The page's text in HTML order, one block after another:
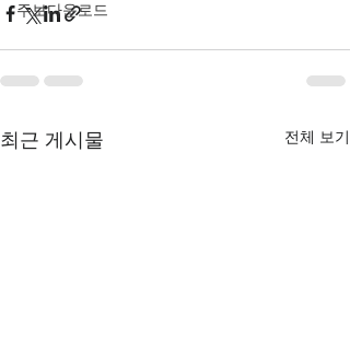
주보다운로드
최근 게시물 전체 보기